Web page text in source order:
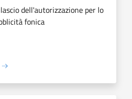
dell'autorizzazione per lo
fonica